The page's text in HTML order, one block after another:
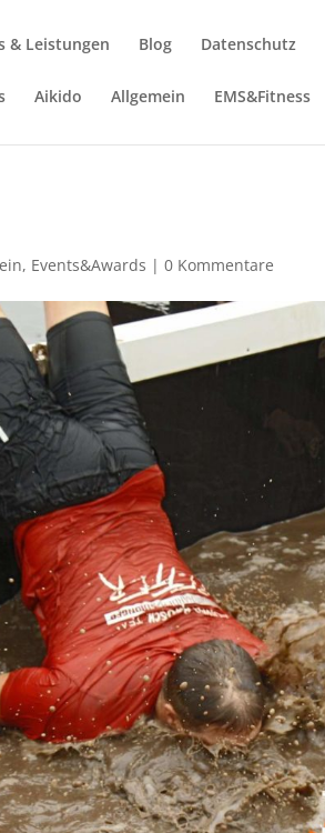
& Leistungen Blog Datenschutz
Aikido Allgemein EMS&Fitness
, Events&Awards |0 Kommentare